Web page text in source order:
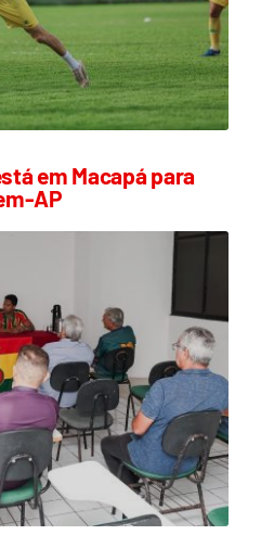
em Macapá para
AP